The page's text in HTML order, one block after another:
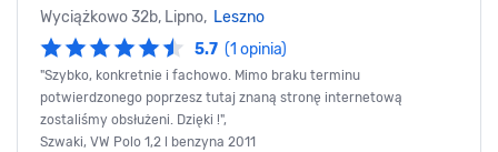
Wyciążkowo 32b, Lipno, Leszno
5.7 (1 opinia)
"Szybko, konkretnie i fachowo. Mimo braku terminu
potwierdzonego poprzesz tutaj znaną stronę internetową
zostaliśmy obsłużeni. Dzięki !",
Szwaki, VW Polo 1,2 l benzyna 2011